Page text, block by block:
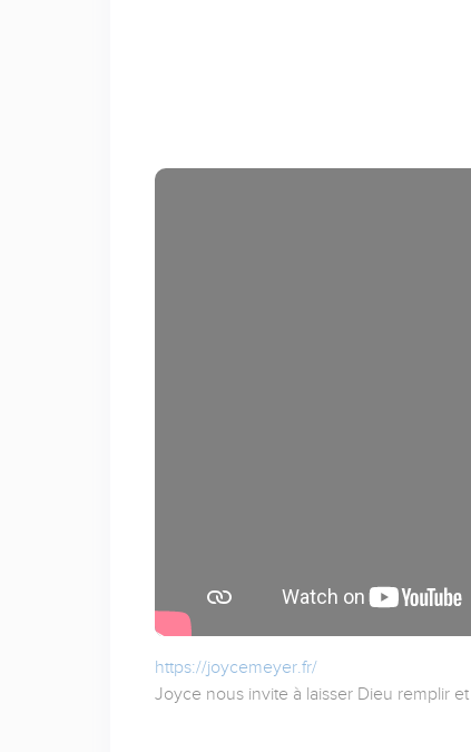
https://joycemeyer.fr/
Joyce nous invite à laisser Dieu remplir